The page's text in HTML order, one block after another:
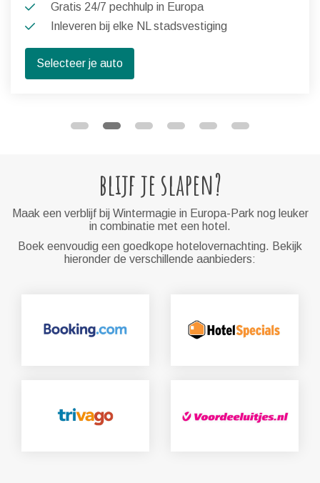
Gratis 24/7 pechhulp in Europa
Inleveren bij elke NL stadsvestiging
Selecteer je auto
blijf je slapen?
Maak een verblijf bij Wintermagie in Europa-Park nog leuker
in combinatie met een hotel.
Boek eenvoudig een goedkope hotelovernachting. Bekijk
hieronder de verschillende aanbieders: